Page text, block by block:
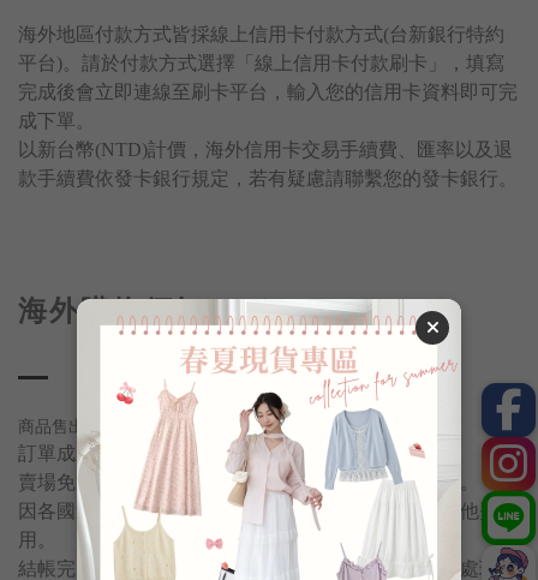
海外地區付款方式皆採線上信用卡付款方式(台新銀行特約
平台)。請於付款方式選擇「線上信用卡付款刷卡」，填寫
完成後會立即連線至刷卡平台，輸入您的信用卡資料即可完
成下單。
以新台幣(NTD)計價，海外信用卡交易手續費、匯率以及退
款手續費依發卡銀行規定，若有疑慮請聯繫您的發卡銀行。
海外購物須知
商品售出無換貨服務,若無法接受者請勿下單。
訂單成立後，訂單內容無法修改或是取消。
賣場免運活動不包含海外買家，運費以系統設定為主。
因各國進口關稅不同，領取包裹時需買家自行支付其他費
用。
結帳完成後視同同意運費酌收方式和關稅、物流費之處理方